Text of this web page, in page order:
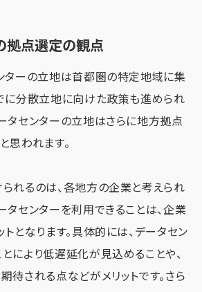
拠点選定の観点
ターの立地は首都圏の特定地域に集
に分散立地に向けた政策も進められ
タセンターの立地はさらに地方拠点
思われます。
れるのは、各地方の企業と考えられ
タセンターを利用できることは、企業
トとなります。具体的には、データセン
により低遅延化が見込めることや、
待される点などがメリットです。さら